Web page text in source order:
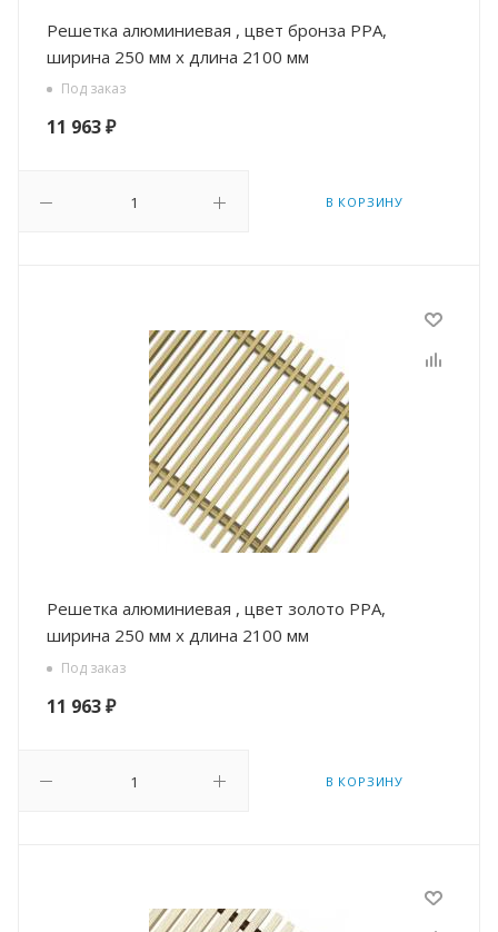
Решетка алюминиевая , цвет бронза РРА,
ширина 250 мм х длина 2100 мм
Под заказ
11 963₽
В КОРЗИНУ
Решетка алюминиевая , цвет золото РРА,
ширина 250 мм х длина 2100 мм
Под заказ
11 963₽
В КОРЗИНУ